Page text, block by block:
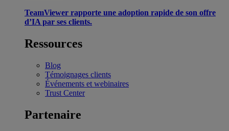
TeamViewer rapporte une adoption rapide de son offre
d’IA par ses clients.
Ressources
Blog
Témoignages clients
Événements et webinaires
Trust Center
Partenaire